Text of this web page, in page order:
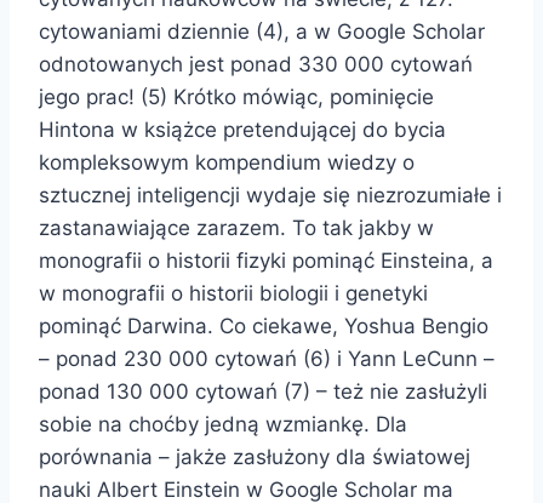
cytowaniami dziennie (4), a w Google Scholar
odnotowanych jest ponad 330 000 cytowań
jego prac! (5) Krótko mówiąc, pominięcie
Hintona w książce pretendującej do bycia
kompleksowym kompendium wiedzy o
sztucznej inteligencji wydaje się niezrozumiałe i
zastanawiające zarazem. To tak jakby w
monografii o historii fizyki pominąć Einsteina, a
w monografii o historii biologii i genetyki
pominąć Darwina. Co ciekawe, Yoshua Bengio
– ponad 230 000 cytowań (6) i Yann LeCunn –
ponad 130 000 cytowań (7) – też nie zasłużyli
sobie na choćby jedną wzmiankę. Dla
porównania – jakże zasłużony dla światowej
nauki Albert Einstein w Google Scholar ma